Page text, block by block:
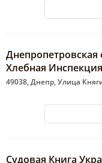
Днепропетровская
Хлебная Инспекция
49038, Днепр, Улица
Судовая Книга